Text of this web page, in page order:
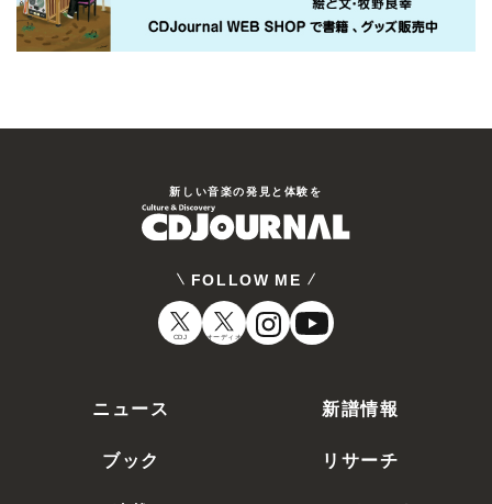
新しい⾳楽の発⾒と体験を
FOLLOW ME
CDJ オーディオ
ニュース
新譜情報
ブック
リサーチ